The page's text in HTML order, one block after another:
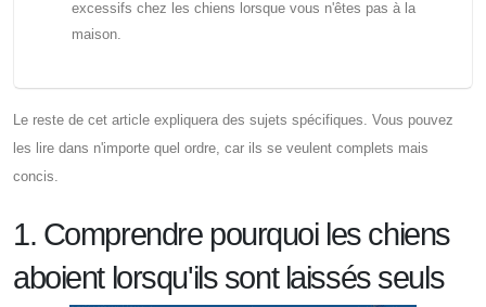
excessifs chez les chiens lorsque vous n'êtes pas à la
maison.
Le reste de cet article expliquera des sujets spécifiques. Vous pouvez
les lire dans n'importe quel ordre, car ils se veulent complets mais
concis.
1. Comprendre pourquoi les chiens
aboient lorsqu'ils sont laissés seuls